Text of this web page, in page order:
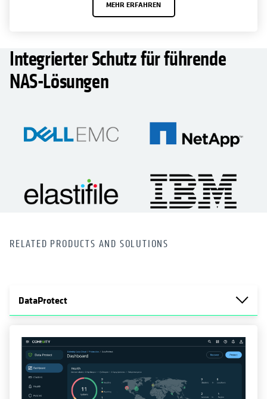
MEHR ERFAHREN
Integrierter Schutz für führende
NAS-Lösungen
RELATED PRODUCTS AND SOLUTIONS
DataProtect